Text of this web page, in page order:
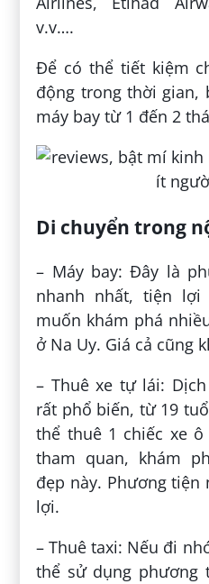
v.v….
Để có thể tiết kiệm
động trong thời gian,
máy bay từ 1 đến 2
Di chuyển trong
– Máy bay: Đây là
nhanh nhất, tiện lợi
muốn khám phá
ở Na Uy. Giá cả cũng
– Thuê xe tự lái:
rất phổ biến, từ 19
thể thuê 1 chiếc xe
tham quan, khám
đẹp này. Phương tiện
lợi.
– Thuê taxi: Nếu đi
thể sử dụng phương